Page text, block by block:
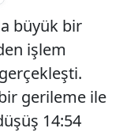
büyük bir
işlem
gerileme ile
14:54